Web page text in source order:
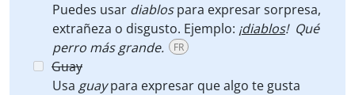
Puedes usar diablospara expresar sorpresa,
extrañeza o disgusto. Ejemplo: ¡diablos! Qué
perro más grande.
FR
Guay
Usa guaypara expresar que algo te gusta